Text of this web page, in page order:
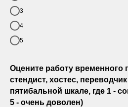
3
4
5
Оцените работу временного
стендист, хостес,
пятибальной шкале, где 1 -
5 - очень доволен)